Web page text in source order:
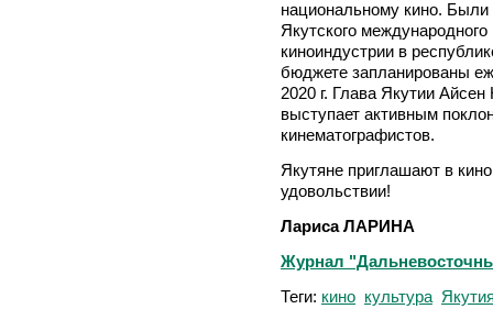
национальному кино. Были
Якутского
киноиндустрии в
бюджете запланированы
2020 г. Глава Якутии
выступает активным
кинематографистов.
Якутяне приглашают в
удовольствии!
Лариса ЛАРИНА
Журнал
Теги: кино культура